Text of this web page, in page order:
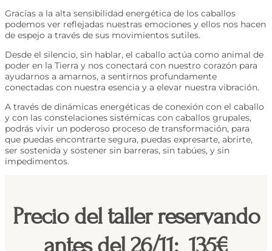
Gracias a la alta sensibilidad energética de los caballos
podemos ver reflejadas nuestras emociones y ellos nos hacen
de espejo a través de sus movimientos sutiles.
Desde el silencio, sin hablar, el caballo actúa como animal de
poder en la Tierra y nos conectará con nuestro corazón para
ayudarnos a amarnos, a sentirnos profundamente
conectadas con nuestra esencia y a elevar nuestra vibración.
A través de dinámicas energéticas de conexión con el caballo
y con las constelaciones sistémicas con caballos grupales,
podrás vivir un poderoso proceso de transformación, para
que puedas encontrarte segura, puedas expresarte, abrirte,
ser sostenida y sostener sin barreras, sin tabúes, y sin
impedimentos.
Precio del taller reservando
antes del 26/11: 135€